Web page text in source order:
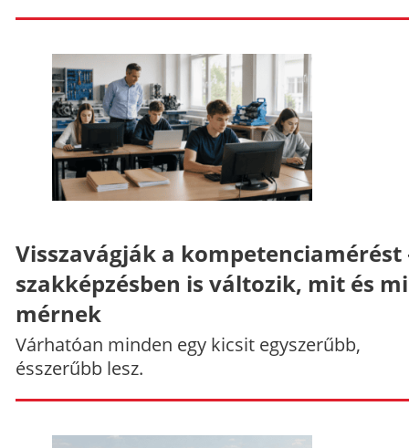
Visszavágják a kompetenciamérést
szakképzésben is változik, mit és
mérnek
Várhatóan minden egy kicsit egyszerűbb,
ésszerűbb lesz.